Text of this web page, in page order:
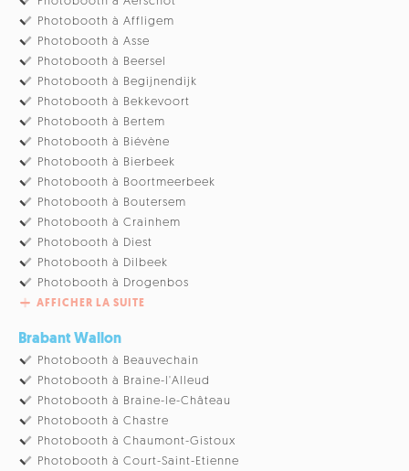
Photobooth à Affligem
Photobooth à Asse
Photobooth à Beersel
Photobooth à Begijnendijk
Photobooth à Bekkevoort
Photobooth à Bertem
Photobooth à Biévène
Photobooth à Bierbeek
Photobooth à Boortmeerbeek
Photobooth à Boutersem
Photobooth à Crainhem
Photobooth à Diest
Photobooth à Dilbeek
Photobooth à Drogenbos
AFFICHER LA SUITE
Brabant Wallon
Photobooth à Beauvechain
Photobooth à Braine-l'Alleud
Photobooth à Braine-le-Château
Photobooth à Chastre
Photobooth à Chaumont-Gistoux
Photobooth à Court-Saint-Etienne